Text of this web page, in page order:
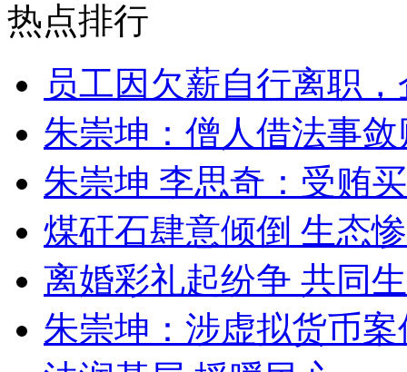
热点排行
员工因欠薪自行离职
朱崇坤：僧人借法事
朱崇坤 李思奇：受贿
煤矸石肆意倾倒 生态
离婚彩礼起纷争 共同
朱崇坤：涉虚拟货币